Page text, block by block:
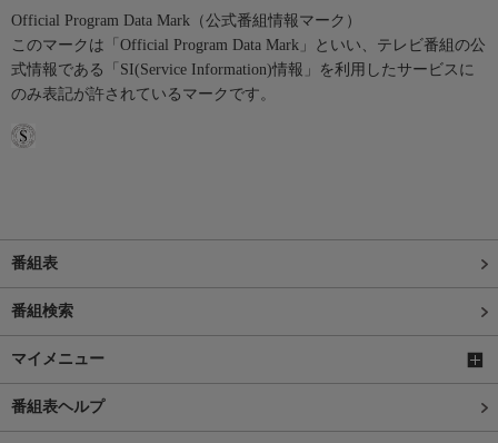
Official Program Data Mark（公式番組情報マーク）
このマークは「Official Program Data Mark」といい、テレビ番組の公
式情報である「SI(Service Information)情報」を利用したサービスに
のみ表記が許されているマークです。
番組表
番組検索
マイメニュー
番組表ヘルプ